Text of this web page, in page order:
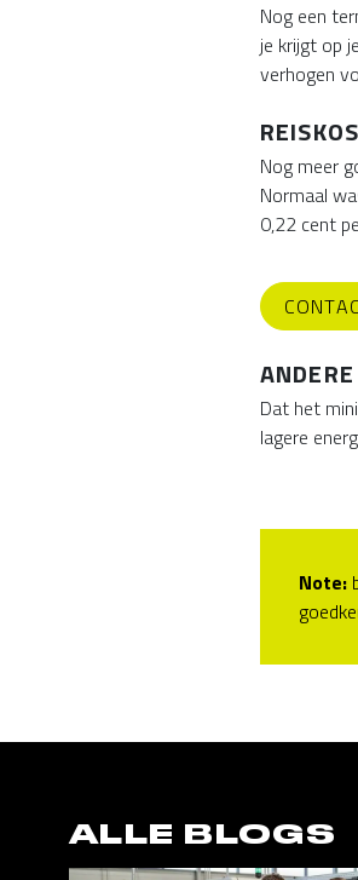
Nog een
je krijgt op
verhogen
Nog meer
Normaal
0,22 cent
Dat het
lagere
Note:
ALLE BLOGS